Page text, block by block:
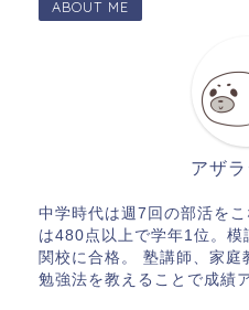
ABOUT ME
アザ
中学時代は週7回の部活を
は480点以上で学年1位。
関校に合格。 塾講師、家
勉強法を教えることで成績